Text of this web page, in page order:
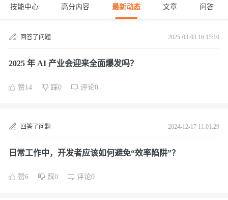
技能中心 高分内容 最新动态 文章 问答
回答了问题 2025-03-03 16:15:10
2025 年 AI 产业会迎来全面爆发吗？
赞14 踩0 评论0
回答了问题 2024-12-17 11:01:29
日常工作中，开发者应该如何避免“效率陷阱”？
赞6 踩0 评论0